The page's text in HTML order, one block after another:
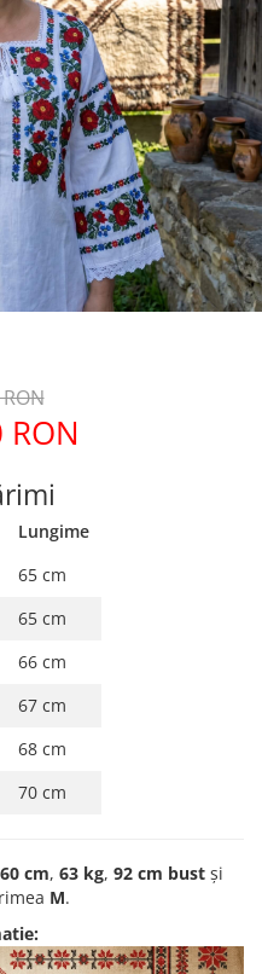
Lungime
65 cm
65 cm
66 cm
67 cm
68 cm
70 cm
cm, 63 kg, 92 cm bustși
M.